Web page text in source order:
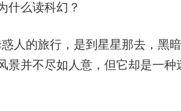
什么读科幻？
惑人的旅行，是到星星那去，黑
景并不尽如人意，但它却是一种